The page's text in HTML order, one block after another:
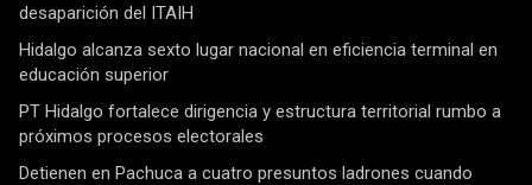
desaparición del ITAIH
Hidalgo alcanza sexto lugar nacional en eficiencia terminal en
educación superior
PT Hidalgo fortalece dirigencia y estructura territorial rumbo a
próximos procesos electorales
Detienen en Pachuca a cuatro presuntos ladrones cuando